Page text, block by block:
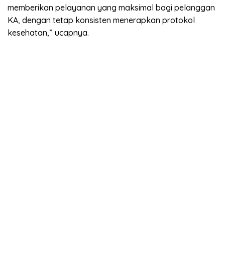
memberikan pelayanan yang maksimal bagi pelanggan
KA, dengan tetap konsisten menerapkan protokol
kesehatan,” ucapnya.